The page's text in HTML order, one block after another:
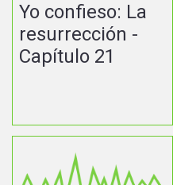
Yo confieso: La
resurrección -
Capítulo 21